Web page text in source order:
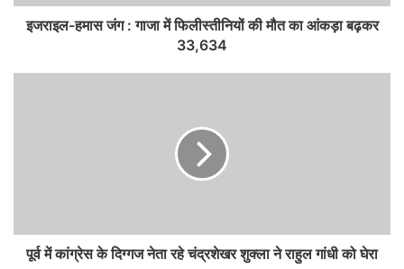
इजराइल-हमास जंग : गाजा में फिलीस्तीनियों की मौत का आंकड़ा बढ़कर
33,634
पूर्व में कांग्रेस के दिग्गज नेता रहे चंद्रशेखर शुक्ला ने राहुल गांधी को घेरा